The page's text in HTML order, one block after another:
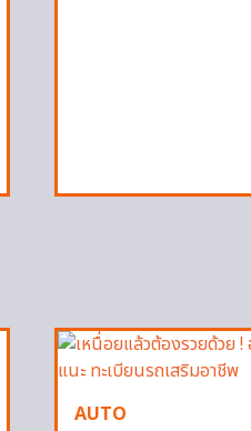
AUTO